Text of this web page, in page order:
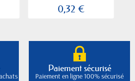
0,32 €
Paiement sécurisé
Paiement en ligne 100% sécurisé